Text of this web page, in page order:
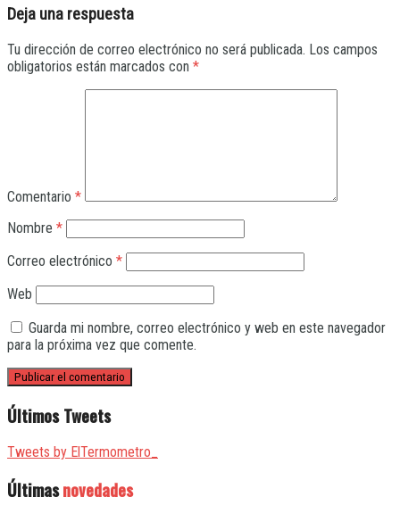
Deja una respuesta
Tu dirección de correo electrónico no será publicada. Los campos
obligatorios están marcados con *
Comentario *
Nombre *
Correo electrónico *
Web
Guarda mi nombre, correo electrónico y web en este navegador
para la próxima vez que comente.
Últimos Tweets
Tweets by ElTermometro_
Últimasnovedades